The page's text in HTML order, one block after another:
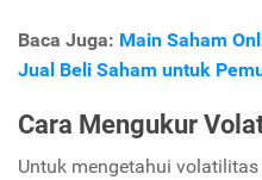
Baca Juga: Main Saham
Jual Beli Saham untuk
Cara Mengukur
Untuk mengetahui